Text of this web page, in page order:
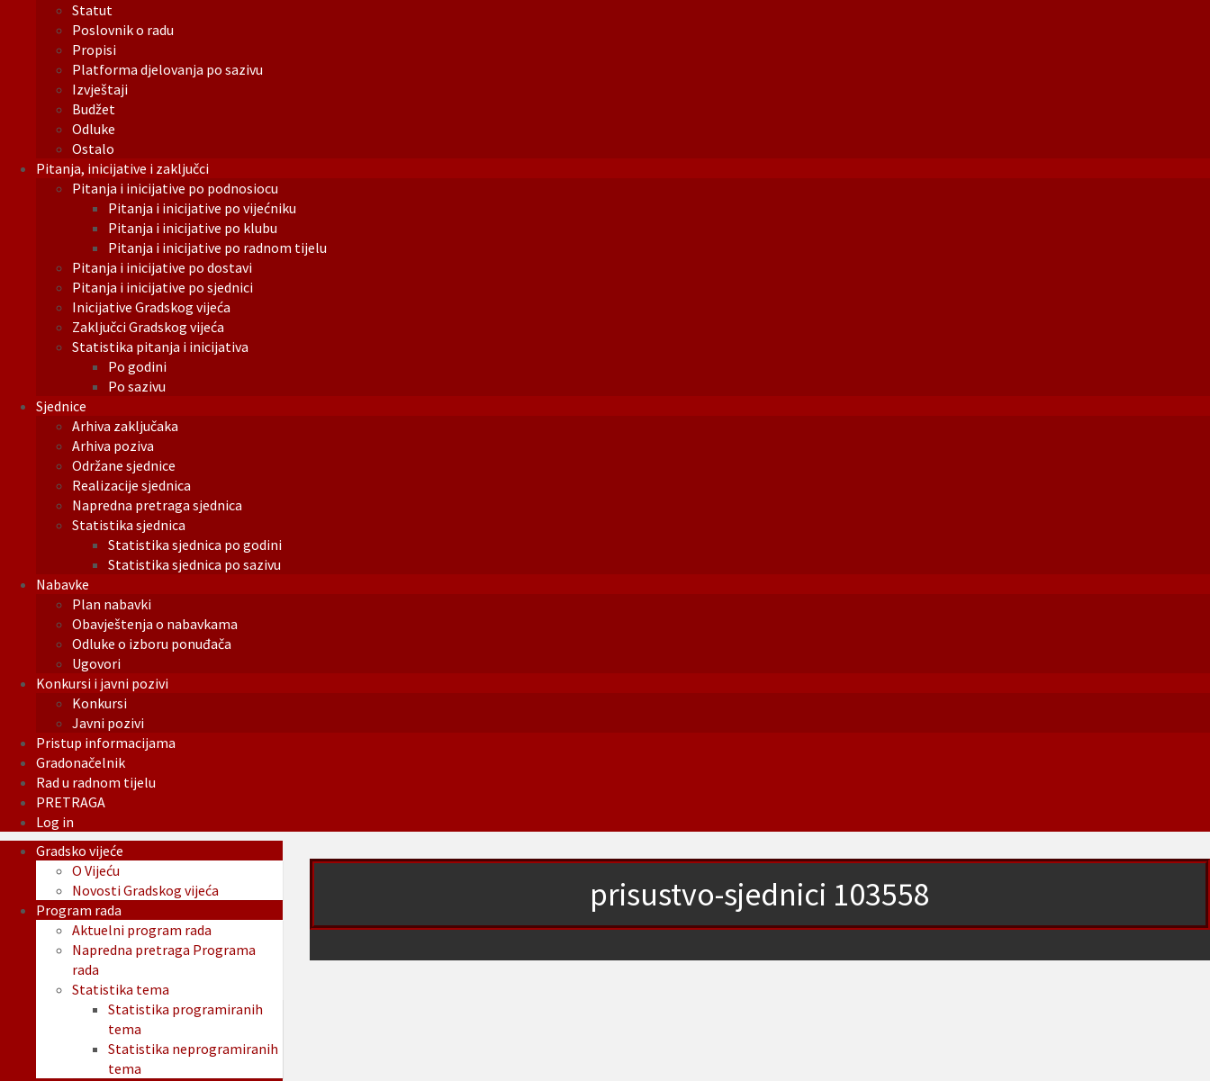
Statut
Poslovnik o radu
Propisi
Platforma djelovanja po sazivu
Izvještaji
Budžet
Odluke
Ostalo
Pitanja, inicijative i zaključci
Pitanja i inicijative po podnosiocu
Pitanja i inicijative po vijećniku
Pitanja i inicijative po klubu
Pitanja i inicijative po radnom tijelu
Pitanja i inicijative po dostavi
Pitanja i inicijative po sjednici
Inicijative Gradskog vijeća
Zaključci Gradskog vijeća
Statistika pitanja i inicijativa
Po godini
Po sazivu
Sjednice
Arhiva zaključaka
Arhiva poziva
Održane sjednice
Realizacije sjednica
Napredna pretraga sjednica
Statistika sjednica
Statistika sjednica po godini
Statistika sjednica po sazivu
Nabavke
Plan nabavki
Obavještenja o nabavkama
Odluke o izboru ponuđača
Ugovori
Konkursi i javni pozivi
Konkursi
Javni pozivi
Pristup informacijama
Gradonačelnik
Rad u radnom tijelu
PRETRAGA
Log in
prisustvo-sjednici 103558
Gradsko vijeće
O Vijeću
Novosti Gradskog vijeća
Program rada
Aktuelni program rada
Napredna pretraga Programa
rada
Statistika tema
Statistika programiranih
tema
Statistika neprogramiranih
tema